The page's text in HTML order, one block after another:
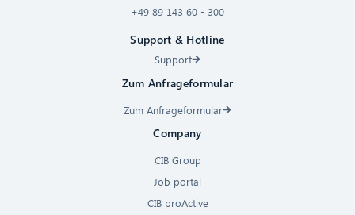
+49 89 143 60 - 300
Support & Hotline
Support
Zum Anfrageformular
Zum Anfrageformular
Company
CIB Group
Job portal
CIB proActive